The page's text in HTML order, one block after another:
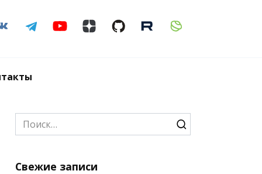
Search
for:
Свежие записи